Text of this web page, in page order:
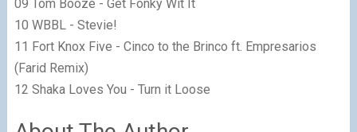
09 Tom Booze - Get Fonky Wit It
10 WBBL - Stevie!
11 Fort Knox Five - Cinco to the Brinco ft. Empresarios
(Farid Remix)
12 Shaka Loves You - Turn it Loose